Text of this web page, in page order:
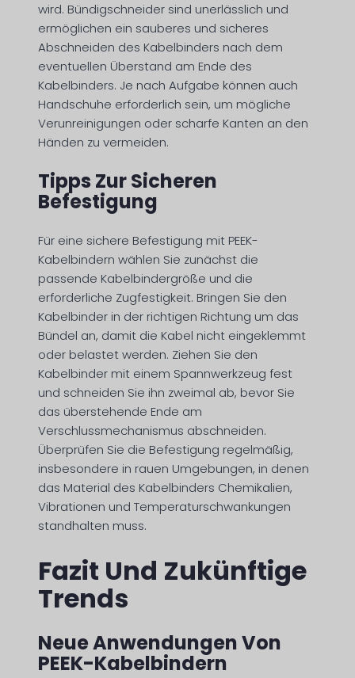
wird. Bündigschneider sind unerlässlich und
ermöglichen ein sauberes und sicheres
Abschneiden des Kabelbinders nach dem
eventuellen Überstand am Ende des
Kabelbinders. Je nach Aufgabe können auch
Handschuhe erforderlich sein, um mögliche
Verunreinigungen oder scharfe Kanten an den
Händen zu vermeiden.
Tipps Zur Sicheren
Befestigung
Für eine sichere Befestigung mit PEEK-
Kabelbindern wählen Sie zunächst die
passende Kabelbindergröße und die
erforderliche Zugfestigkeit. Bringen Sie den
Kabelbinder in der richtigen Richtung um das
Bündel an, damit die Kabel nicht eingeklemmt
oder belastet werden. Ziehen Sie den
Kabelbinder mit einem Spannwerkzeug fest
und schneiden Sie ihn zweimal ab, bevor Sie
das überstehende Ende am
Verschlussmechanismus abschneiden.
Überprüfen Sie die Befestigung regelmäßig,
insbesondere in rauen Umgebungen, in denen
das Material des Kabelbinders Chemikalien,
Vibrationen und Temperaturschwankungen
standhalten muss.
Fazit Und Zukünftige
Trends
Neue Anwendungen Von
PEEK-Kabelbindern